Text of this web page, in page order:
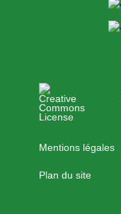
Mentions légales
Plan du site